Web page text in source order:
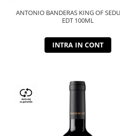
ANTONIO BANDERAS KING OF
EDT 100ML
INTRA IN CONT